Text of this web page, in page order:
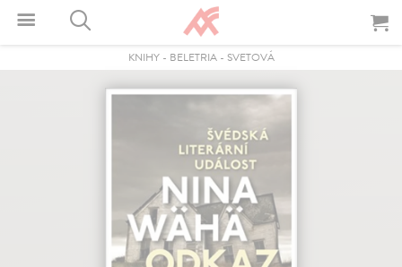
KNIHY- BELETRIA- SVETOVÁ